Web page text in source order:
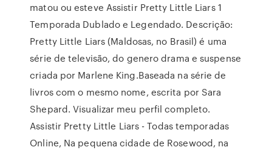
matou ou esteve Assistir Pretty Little Liars 1
Temporada Dublado e Legendado. Descrição:
Pretty Little Liars (Maldosas, no Brasil) é uma
série de televisão, do genero drama e suspense
criada por Marlene King.Baseada na série de
livros com o mesmo nome, escrita por Sara
Shepard. Visualizar meu perfil completo.
Assistir Pretty Little Liars - Todas temporadas
Online, Na pequena cidade de Rosewood, na